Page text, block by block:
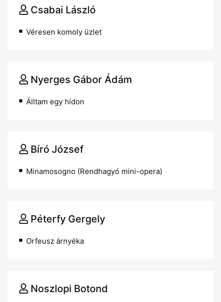
Csabai László
Véresen komoly üzlet
Nyerges Gábor Ádám
Álltam egy hídon
Bíró József
Minamosogno (Rendhagyó mini-opera)
Péterfy Gergely
Orfeusz árnyéka
Noszlopi Botond